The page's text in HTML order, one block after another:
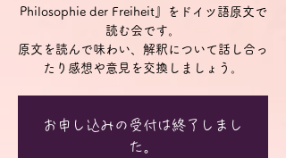
Philosophie der Freiheit』をドイツ語原文で
読む会です。
原文を読んで味わい、解釈について話し合っ
お申し込みの受付は終了しまし
た。